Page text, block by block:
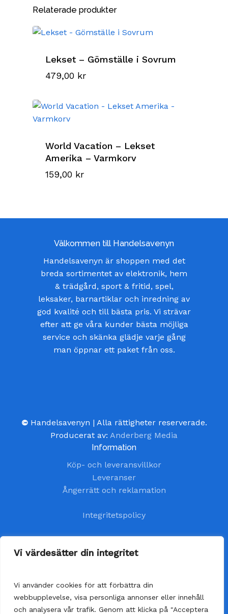
Vi värdesätter din integritet
Vi använder cookies för att förbättra din
webbupplevelse, visa personliga annonser eller innehåll
och analysera vår trafik. Genom att klicka på "Acceptera
Relaterade produkter
Lekset – Gömställe i Sovrum
479,00 kr
World Vacation – Lekset
Amerika – Varmkorv
159,00 kr
Välkommen till Handelsavenyn
Handelsavenyn är shoppen med det
breda sortimentet av elektronik, hem
& trädgård, sport & fritid, spel,
leksaker, barnartiklar och inredning av
god kvalité och till bästa pris. Vi strävar
efter att ge våra kunder bästa möjliga
service och skänka glädje varje gång
man öppnar ett paket från oss.
© Handelsavenyn | Alla rättigheter reserverade.
Producerat av: Anderberg Media
Information
Köp- och leveransvillkor
Leveranser
Ångerrätt och reklamation
Integritetspolicy
Kundtjänst
Vår kundtjänst har öppet alla helgfria vardagar.
Vi besvarar dina frågor så fort som möjligt,